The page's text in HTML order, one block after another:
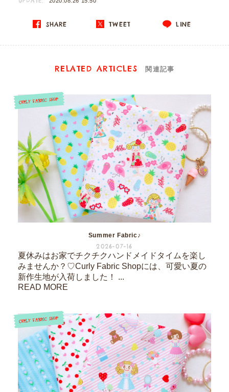
SHARE TWEET LINE
RELATED ARTICLES 関連記事
Summer Fabric♪
2026-07-16
夏休みはお家でチクチクハンドメイドタイムを楽し
みませんか？♡Curly Fabric Shopには、可愛い夏の
新作生地が入荷しました！ ...
READ MORE